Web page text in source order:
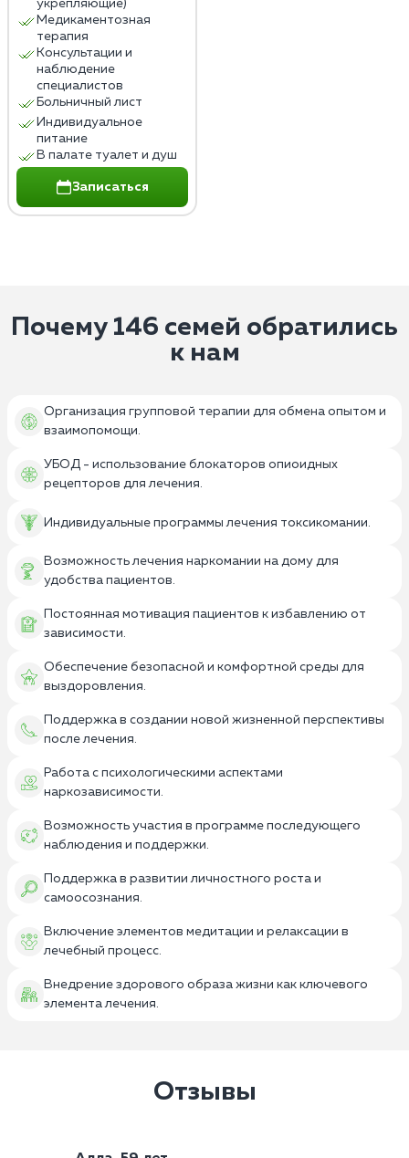
укрепляющие)
Медикаментозная
терапия
Консультации и
наблюдение
специалистов
Больничный лист
Индивидуальное
питание
В палате туалет и душ
Записаться
Почему 146 семей обратились
к нам
Организация групповой терапии для обмена опытом и
взаимопомощи.
УБОД - использование блокаторов опиоидных
рецепторов для лечения.
Индивидуальные программы лечения токсикомании.
Возможность лечения наркомании на дому для
удобства пациентов.
Постоянная мотивация пациентов к избавлению от
зависимости.
Обеспечение безопасной и комфортной среды для
выздоровления.
Поддержка в создании новой жизненной перспективы
после лечения.
Работа с психологическими аспектами
наркозависимости.
Возможность участия в программе последующего
наблюдения и поддержки.
Поддержка в развитии личностного роста и
самоосознания.
Включение элементов медитации и релаксации в
лечебный процесс.
Внедрение здорового образа жизни как ключевого
элемента лечения.
Отзывы